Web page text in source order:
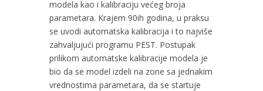
modela kao i kalibraciju većeg broja
parametara. Krajem 90ih godina, u praksu
se uvodi automatska kalibracija i to najviše
zahvaljujući programu PEST. Postupak
prilikom automatske kalibracije modela je
bio da se model izdeli na zone sa jednakim
vrednostima parametara, da se startuje